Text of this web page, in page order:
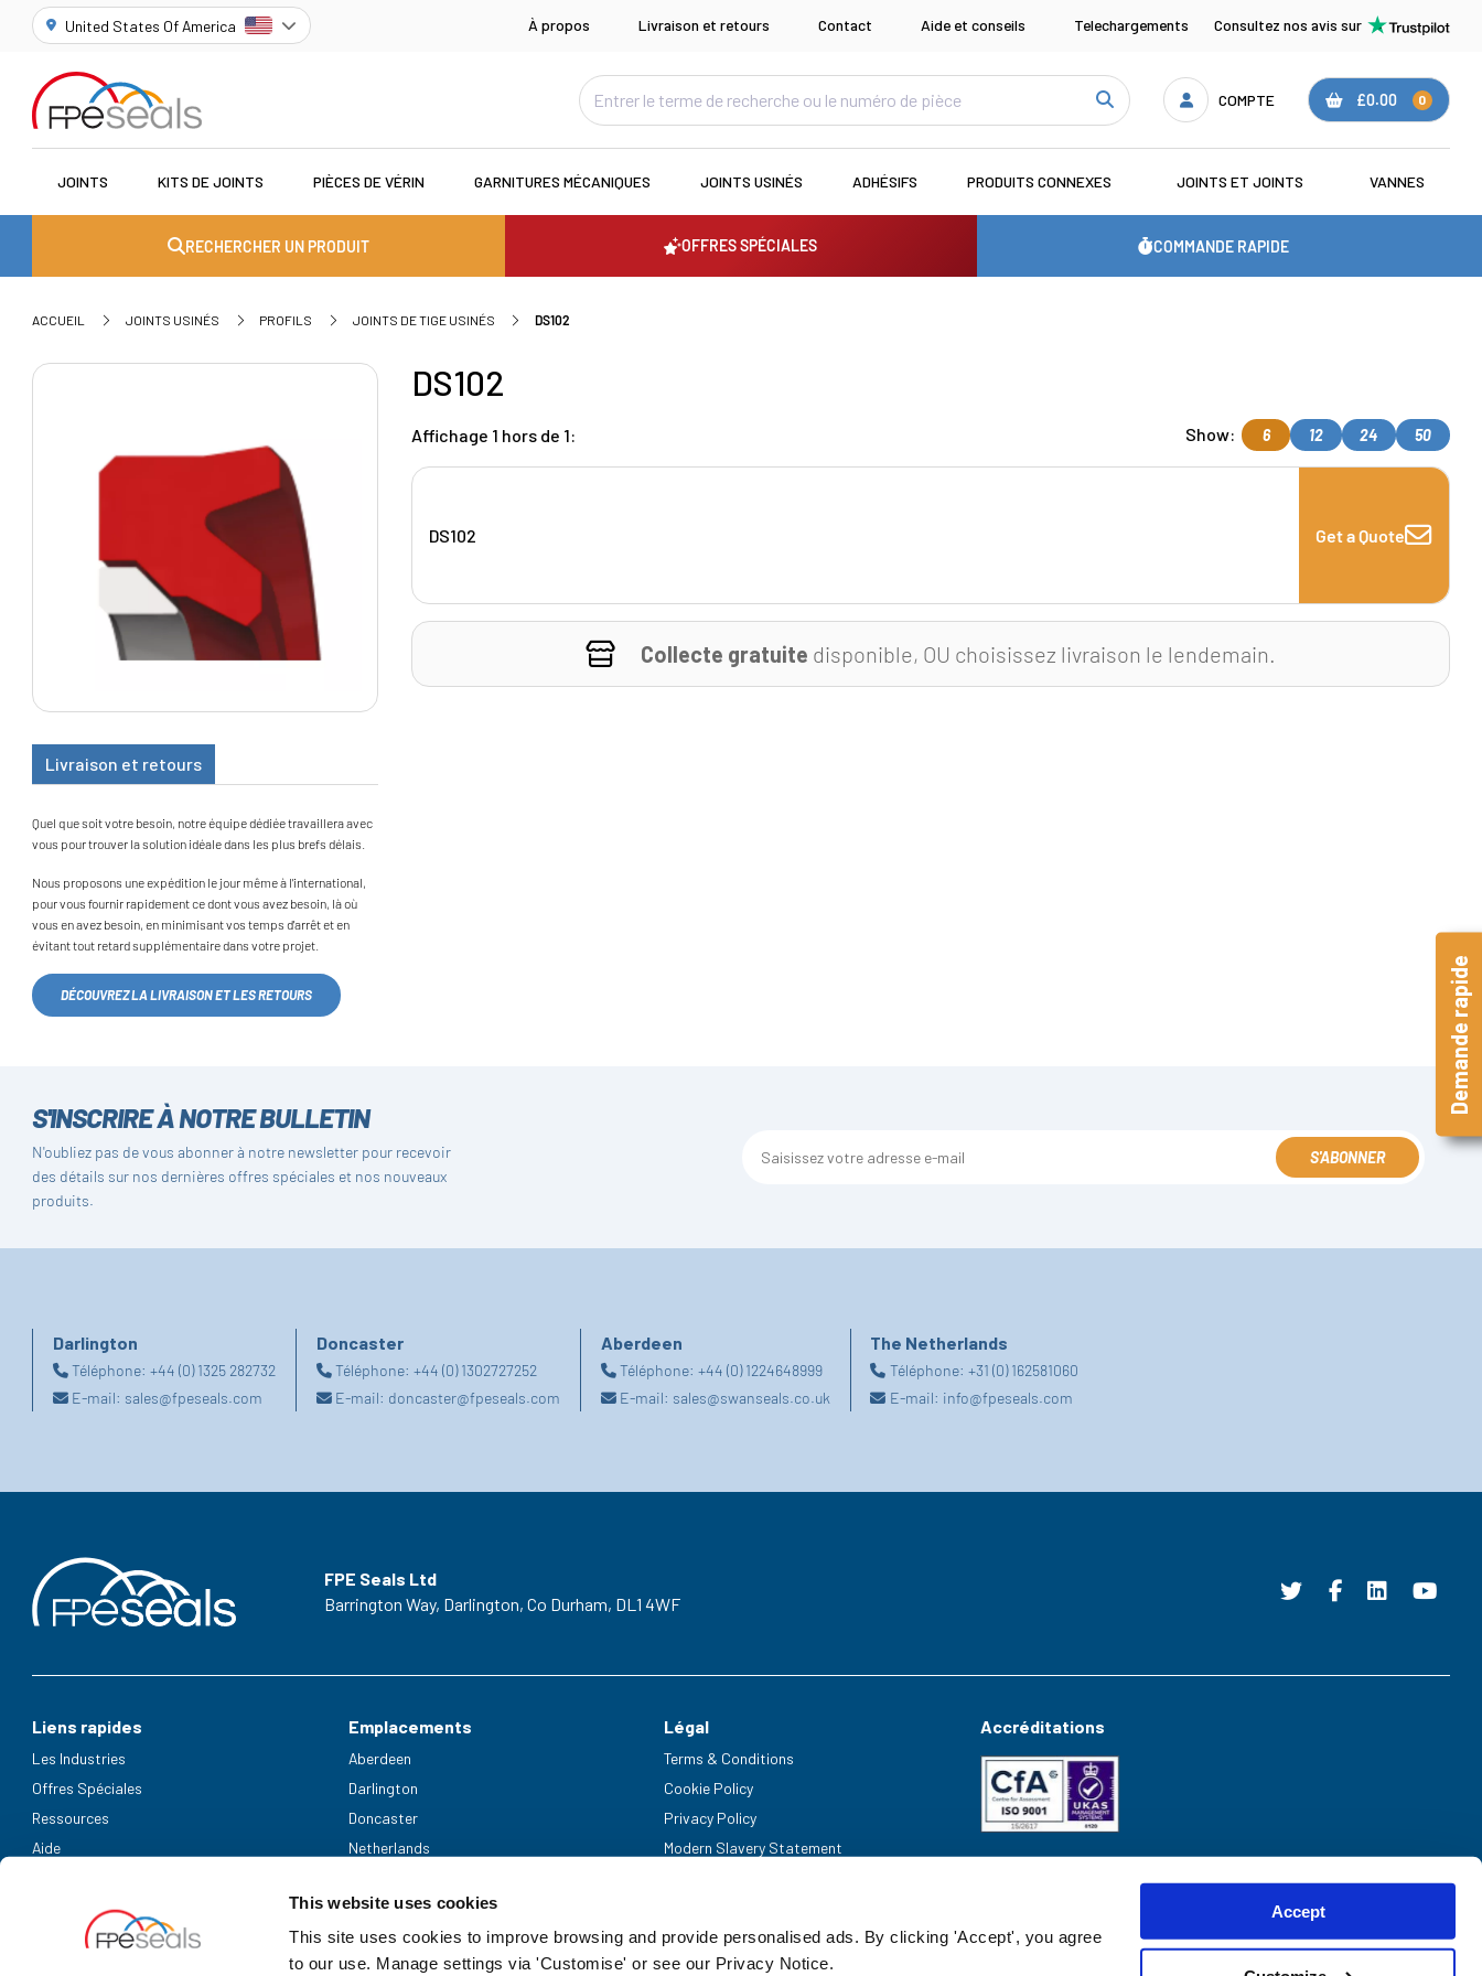
This website uses cookies
This site uses cookies to improve browsing and provide personalised ads. By clicking 'Accept', you agree
to our use. Manage settings via 'Customise' or see our Privacy Notice.
Accept
United States Of America À propos Livraison et retours Contact Aide et conseils Telechargements Consultez nos avis sur
COMPTE £0.00 0
JOINTS KITS DE JOINTS PIÈCES DE VÉRIN GARNITURES MÉCANIQUES JOINTS USINÉS ADHÉSIFS PRODUITS CONNEXES JOINTS ET JOINTS VANNES
RECHERCHER UN PRODUIT OFFRES SPÉCIALES COMMANDE RAPIDE
ACCUEIL JOINTS USINÉS PROFILS JOINTS DE TIGE USINÉS DS102
DS102
Livraison et retours
Quel que soit votre besoin, notre équipe dédiée travaillera avec
vous pour trouver la solution idéale dans les plus brefs délais.
Nous proposons une expédition le jour même à l'international,
pour vous fournir rapidement ce dont vous avez besoin, là où
vous en avez besoin, en minimisant vos temps d'arrêt et en
évitant tout retard supplémentaire dans votre projet.
DÉCOUVREZ LA LIVRAISON ET LES RETOURS
Affichage 1 hors de 1: Show: 6 12 24 50
DS102 Get a Quote
Collecte gratuite disponible, OU choisissez livraison le lendemain.
S'INSCRIRE À NOTRE BULLETIN
N'oubliez pas de vous abonner à notre newsletter pour recevoir
des détails sur nos dernières offres spéciales et nos nouveaux
produits.
S'ABONNER
Darlington
Téléphone:+44 (0) 1325 282732
E-mail: sales@fpeseals.com
Doncaster
Téléphone:+44 (0) 1302727252
E-mail: doncaster@fpeseals.com
Aberdeen
Téléphone: +44 (0) 1224648999
E-mail: sales@swanseals.co.uk
The Netherlands
Téléphone: +31 (0) 162581060
E-mail: info@fpeseals.com
FPE Seals Ltd
Barrington Way, Darlington, Co Durham, DL1 4WF
Liens rapides
Les Industries
Offres Spéciales
Ressources
Aide
Emplacements
Aberdeen
Darlington
Doncaster
Netherlands
Légal
Terms & Conditions
Cookie Policy
Privacy Policy
Modern Slavery Statement
Accréditations
Demande rapide